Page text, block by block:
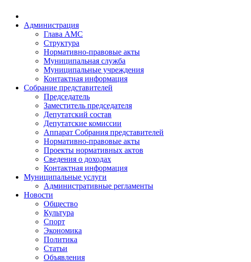
Администрация
Глава АМС
Структура
Нормативно-правовые акты
Муниципальная служба
Муниципальные учреждения
Контактная информация
Собрание представителей
Председатель
Заместитель председателя
Депутатский состав
Депутатские комиссии
Аппарат Собрания представителей
Нормативно-правовые акты
Проекты нормативных актов
Сведения о доходах
Контактная информация
Муниципальные услуги
Административные регламенты
Новости
Общество
Культура
Спорт
Экономика
Политика
Статьи
Объявления